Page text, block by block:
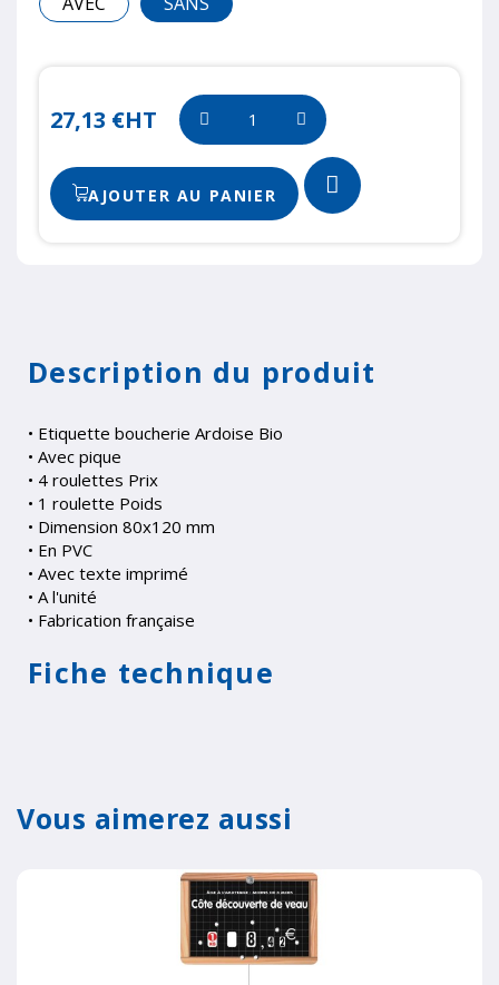
27,13 €HT
AJOUTER AU PANIER
Description du produit
• Etiquette boucherie Ardoise Bio
• Avec pique
• 4 roulettes Prix
• 1 roulette Poids
• Dimension 80x120 mm
• En PVC
• Avec texte imprimé
• A l'unité
• Fabrication française
Fiche technique
Vous aimerez aussi